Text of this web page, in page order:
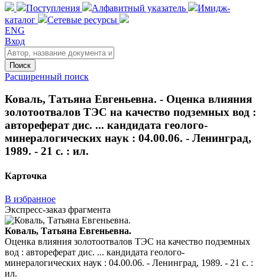
Поступления Алфавитный указатель
Имидж-
каталог
Сетевые ресурсы
ENG
Вход
Поиск
Расширенный поиск
Коваль, Татьяна Евгеньевна. - Оценка влияния
золотоотвалов ТЭС на качество подземных вод :
автореферат дис. ... кандидата геолого-
минералогических наук : 04.00.06. - Ленинград,
1989. - 21 с. : ил.
Карточка
В избранное
Экспресс-заказ фрагмента
Коваль, Татьяна Евгеньевна.
Оценка влияния золотоотвалов ТЭС на качество подземных
вод : автореферат дис. ... кандидата геолого-
минералогических наук : 04.00.06. - Ленинград, 1989. - 21 с. :
ил.